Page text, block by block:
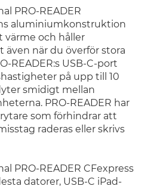
PRO-READER
aluminiumkonstruktion
värme och håller
även när du överför stora
READER:s USB-C-port
på upp till 10
smidigt mellan
PRO-READER har
som förhindrar att
raderas eller skrivs
PRO-READER CFexpress
datorer, USB-C iPad-